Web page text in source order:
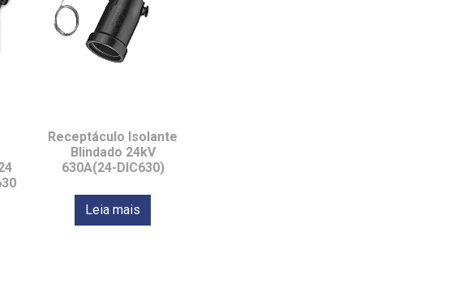
Receptáculo Isolante
Blindado 24kV
630A(24-DIC630)
Leia mais